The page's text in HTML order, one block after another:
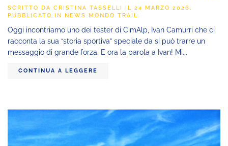
SCRITTO DA CRISTINA TASSELLI IL 24 MARZO 2026.
PUBBLICATO IN NEWS MONDO TRAIL.
Oggi incontriamo uno dei tester di CimAlp, Ivan Camurri che ci
racconta la sua “storia sportiva” speciale da si può trarre un
messaggio di grande forza. E ora la parola a Ivan! Mi...
CONTINUA A LEGGERE